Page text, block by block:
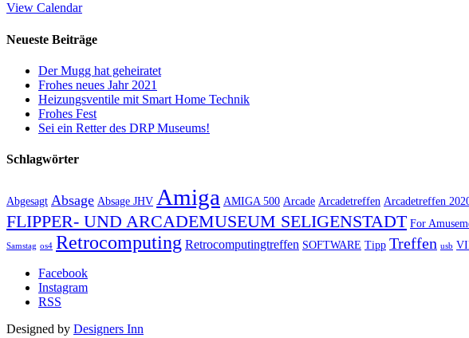
View Calendar
Neueste Beiträge
Der Mugg hat geheiratet
Frohes neues Jahr 2021
Heizungsventile mit Smart Home Technik
Frohes Fest
Sei ein Retter des DRP Museums!
Schlagwörter
Abgesagt Absage Absage JHV Amiga AMIGA 500 Arcade Arcadetreffen Arcadetreffen
FLIPPER- UND ARCADEMUSEUM SELIGENSTADT For
Samstag os4 Retrocomputing Retrocomputingtreffen SOFTWARE Tipp Treffen usb
Facebook
Instagram
RSS
Designed by Designers Inn